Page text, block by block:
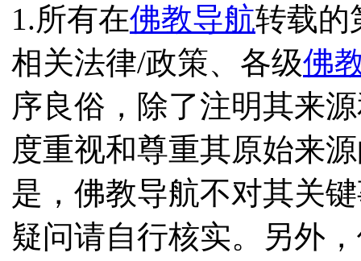
1.所有在佛教导航转载的
相关法律/政策、各级佛
序良俗，除了注明其来
度重视和尊重其原始来
是，佛教导航不对其关
疑问请自行核实。另外